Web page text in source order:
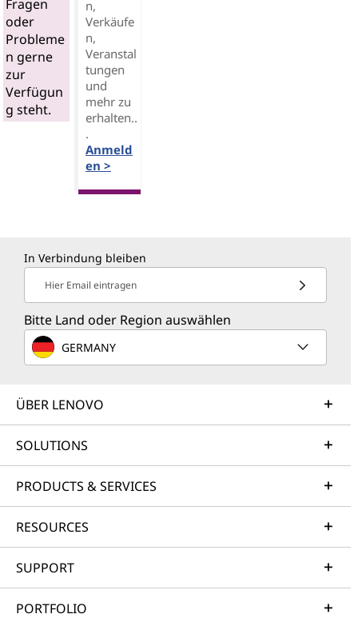
Fragen
oder
Probleme
n gerne
zur
Verfügun
g steht.
n,
Verkäufe
n,
Veranstal
tungen
und
mehr zu
erhalten..
.
Anmeld
en >
In Verbindung bleiben
Hier Email eintragen
Bitte Land oder Region auswählen
GERMANY
ÜBER LENOVO
SOLUTIONS
PRODUCTS & SERVICES
RESOURCES
SUPPORT
PORTFOLIO